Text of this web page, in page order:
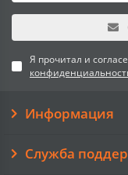
Я прочитал и
Информация
Служба